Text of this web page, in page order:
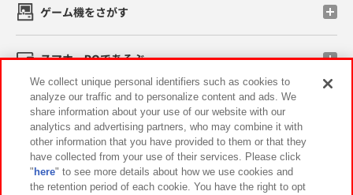
ゲーム機をさがす
スマホ・PCであそぶ
イベント・キャンペーン
関連会社 サステナビリティ サイトポリシー
We collect unique personal identifiers such as cookies to
analyze our traffic and to personalize content and ads. We
share information about your use of our website with our
analytics and advertising partners, who may combine it with
other information that you have provided to them or that they
have collected from your use of their services. Please click
" here" to see more details about how we use cookies and
the retention period of each cookie. You have the right to opt